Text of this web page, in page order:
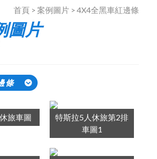
首頁 > 案例圖片 > 4X4全黑車紅邊條
圖片
條
旅車圖
特斯拉5人休旅第2排
車圖1